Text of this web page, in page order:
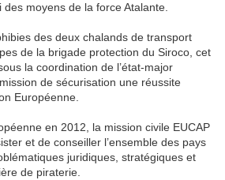
des moyens de la force Atalante.
des deux chalands de transport
de la brigade protection du Siroco, cet
la coordination de l’état-major
de sécurisation une réussite
Européenne.
en 2012, la mission civile EUCAP
et de conseiller l’ensemble des pays
juridiques, stratégiques et
de piraterie.